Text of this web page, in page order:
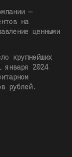
—
на
ценными
крупнейших
января 2024
рублей.